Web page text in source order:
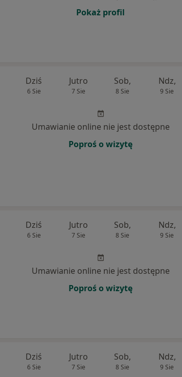
Pokaż profil
Dziś
6 Sie
Jutro
7 Sie
Sob,
8 Sie
Ndz,
9 Sie
Umawianie online nie jest dostępne
Poproś o wizytę
Dziś
6 Sie
Jutro
7 Sie
Sob,
8 Sie
Ndz,
9 Sie
Umawianie online nie jest dostępne
Poproś o wizytę
Dziś
6 Sie
Jutro
7 Sie
Sob,
8 Sie
Ndz,
9 Sie